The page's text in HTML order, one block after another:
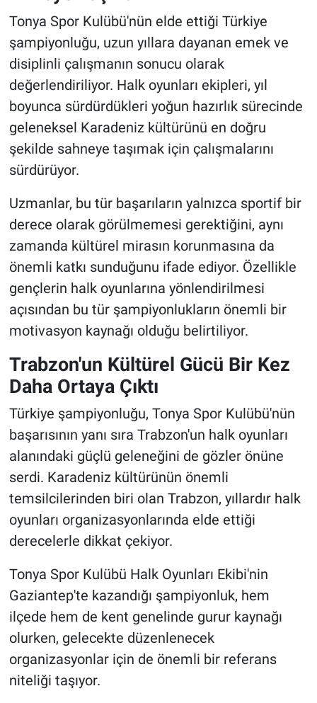
Tonya Spor Kulübü'nün elde ettiği Türkiye
şampiyonluğu, uzun yıllara dayanan emek ve
disiplinli çalışmanın sonucu olarak
değerlendiriliyor. Halk oyunları ekipleri, yıl
boyunca sürdürdükleri yoğun hazırlık sürecinde
geleneksel Karadeniz kültürünü en doğru
şekilde sahneye taşımak için çalışmalarını
sürdürüyor.
Uzmanlar, bu tür başarıların yalnızca sportif bir
derece olarak görülmemesi gerektiğini, aynı
zamanda kültürel mirasın korunmasına da
önemli katkı sunduğunu ifade ediyor. Özellikle
gençlerin halk oyunlarına yönlendirilmesi
açısından bu tür şampiyonlukların önemli bir
motivasyon kaynağı olduğu belirtiliyor.
Trabzon'un Kültürel Gücü Bir Kez
Daha Ortaya Çıktı
Türkiye şampiyonluğu, Tonya Spor Kulübü'nün
başarısının yanı sıra Trabzon'un halk oyunları
alanındaki güçlü geleneğini de gözler önüne
serdi. Karadeniz kültürünün önemli
temsilcilerinden biri olan Trabzon, yıllardır halk
oyunları organizasyonlarında elde ettiği
derecelerle dikkat çekiyor.
Tonya Spor Kulübü Halk Oyunları Ekibi'nin
Gaziantep'te kazandığı şampiyonluk, hem
ilçede hem de kent genelinde gurur kaynağı
olurken, gelecekte düzenlenecek
organizasyonlar için de önemli bir referans
niteliği taşıyor.